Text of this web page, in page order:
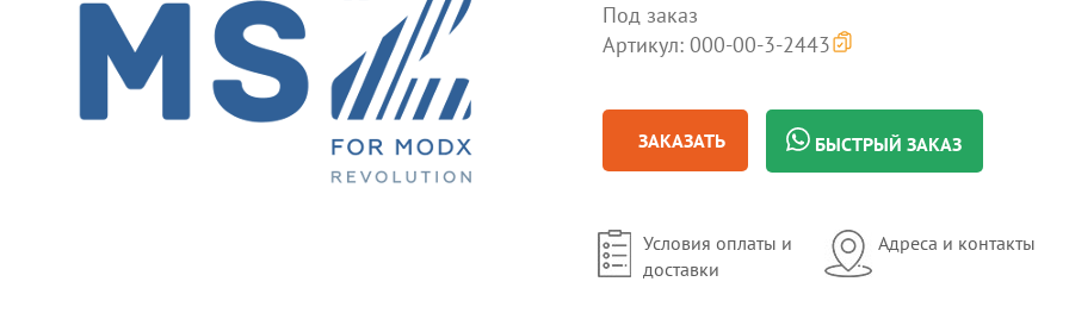
Под заказ
Артикул: 000-00-3-2443
ЗАКАЗАТЬ БЫСТРЫЙ ЗАКАЗ
Условия оплаты и
доставки
Адреса и контакты